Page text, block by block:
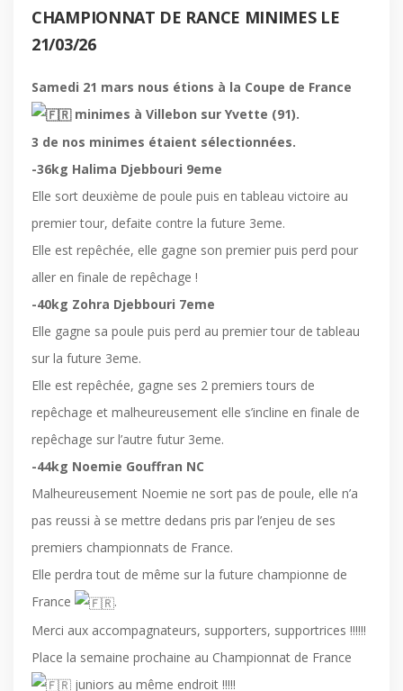
CHAMPIONNAT DE RANCE MINIMES LE
21/03/26
Samedi 21 mars nous étions à la Coupe de France
minimes à Villebon sur Yvette (91).
3 de nos minimes étaient sélectionnées.
-36kg Halima Djebbouri 9eme
Elle sort deuxième de poule puis en tableau victoire au
premier tour, defaite contre la future 3eme.
Elle est repêchée, elle gagne son premier puis perd pour
aller en finale de repêchage !
-40kg Zohra Djebbouri 7eme
Elle gagne sa poule puis perd au premier tour de tableau
sur la future 3eme.
Elle est repêchée, gagne ses 2 premiers tours de
repêchage et malheureusement elle s’incline en finale de
repêchage sur l’autre futur 3eme.
-44kg Noemie Gouffran NC
Malheureusement Noemie ne sort pas de poule, elle n’a
pas reussi à se mettre dedans pris par l’enjeu de ses
premiers championnats de France.
Elle perdra tout de même sur la future championne de
France
.
Merci aux accompagnateurs, supporters, supportrices !!!!!!
Place la semaine prochaine au Championnat de France
juniors au même endroit !!!!!